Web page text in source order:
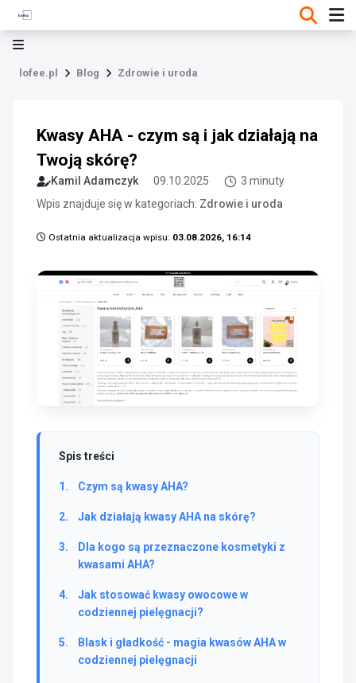
lofee.pl Blog Zdrowie i uroda
Kwasy AHA - czym są i jak działają na
Twoją skórę?
Kamil Adamczyk 09.10.2025
3 minuty
Wpis znajduje się w kategoriach: Zdrowie i uroda
Ostatnia aktualizacja wpisu: 03.08.2026, 16:14
Spis treści
Czym są kwasy AHA?
Jak działają kwasy AHA na skórę?
Dla kogo są przeznaczone kosmetyki z
kwasami AHA?
Jak stosować kwasy owocowe w
codziennej pielęgnacji?
Blask i gładkość - magia kwasów AHA w
codziennej pielęgnacji